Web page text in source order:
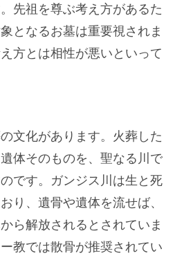
先祖を尊ぶ考え方があるた
となるお墓は重要視されま
方とは相性が悪いといって
文化があります。火葬した
体そのものを、聖なる川で
です。ガンジス川は生と死
り、遺骨や遺体を流せば、
ら解放されるとされていま
教では散骨が推奨されてい